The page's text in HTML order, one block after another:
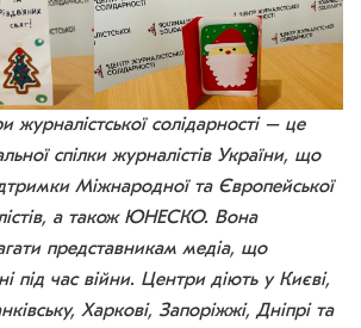
журналістської солідарності – це
спілки журналістів України, що
Міжнародної та Європейської
а також ЮНЕСКО. Вона
представникам медіа, що
під час війни. Центри діють у Києві,
Харкові, Запоріжжі, Дніпрі та